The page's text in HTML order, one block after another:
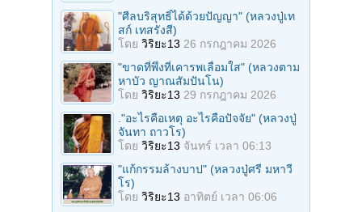
"ศีลบริสุทธิ์ได้ด้วยปัญญา" (หลวงปู่เท
สก์ เทสรังสี)
โดย วิริยะ13 26 กรกฎาคม 2026
"ขาดที่พึ่งที่เคารพเลื่อมใส" (หลวงตาม
หาบัว ญาณสัมปันโน)
โดย วิริยะ13 29 กรกฎาคม 2026
."อะไรคือเหตุ อะไรคือปัจจัย" (หลวงปู่
จันทา ถาวโร)
โดย วิริยะ13 จันทร์ เวลา 06:13
"แก้กรรมล้างบาป" (หลวงปู่ศรี มหาวี
โร)
โดย วิริยะ13 อาทิตย์ เวลา 06:06